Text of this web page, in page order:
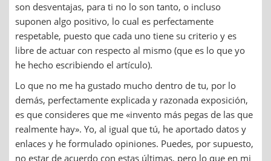
son desventajas, para ti no lo son tanto, o incluso
suponen algo positivo, lo cual es perfectamente
respetable, puesto que cada uno tiene su criterio y es
libre de actuar con respecto al mismo (que es lo que yo
he hecho escribiendo el artículo).
Lo que no me ha gustado mucho dentro de tu, por lo
demás, perfectamente explicada y razonada exposición,
es que consideres que me «invento más pegas de las que
realmente hay». Yo, al igual que tú, he aportado datos y
enlaces y he formulado opiniones. Puedes, por supuesto,
no estar de acuerdo con estas últimas, pero lo que en mi